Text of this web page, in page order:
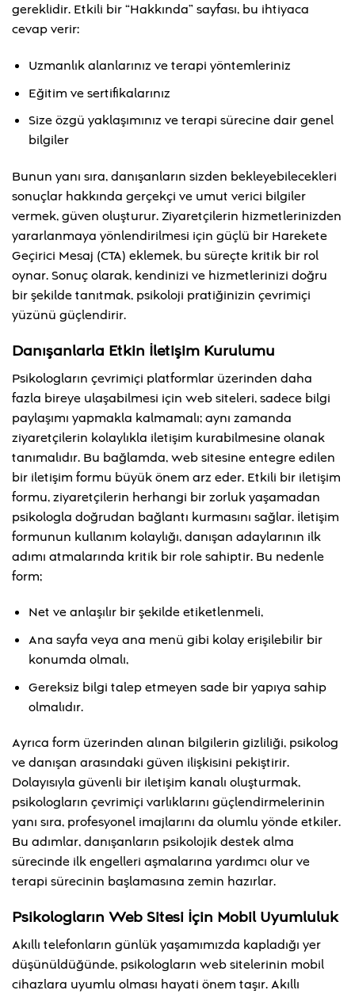
gereklidir. Etkili bir “Hakkında” sayfası, bu ihtiyaca
cevap verir:
Uzmanlık alanlarınız ve terapi yöntemleriniz
Eğitim ve sertifikalarınız
Size özgü yaklaşımınız ve terapi sürecine dair genel
bilgiler
Bunun yanı sıra, danışanların sizden bekleyebilecekleri
sonuçlar hakkında gerçekçi ve umut verici bilgiler
vermek, güven oluşturur. Ziyaretçilerin hizmetlerinizden
yararlanmaya yönlendirilmesi için güçlü bir Harekete
Geçirici Mesaj (CTA) eklemek, bu süreçte kritik bir rol
oynar. Sonuç olarak, kendinizi ve hizmetlerinizi doğru
bir şekilde tanıtmak, psikoloji pratiğinizin çevrimiçi
yüzünü güçlendirir.
Danışanlarla Etkin İletişim Kurulumu
Psikologların çevrimiçi platformlar üzerinden daha
fazla bireye ulaşabilmesi için web siteleri, sadece bilgi
paylaşımı yapmakla kalmamalı; aynı zamanda
ziyaretçilerin kolaylıkla iletişim kurabilmesine olanak
tanımalıdır. Bu bağlamda, web sitesine entegre edilen
bir iletişim formu büyük önem arz eder. Etkili bir iletişim
formu, ziyaretçilerin herhangi bir zorluk yaşamadan
psikologla doğrudan bağlantı kurmasını sağlar. İletişim
formunun kullanım kolaylığı, danışan adaylarının ilk
adımı atmalarında kritik bir role sahiptir. Bu nedenle
form;
Net ve anlaşılır bir şekilde etiketlenmeli,
Ana sayfa veya ana menü gibi kolay erişilebilir bir
konumda olmalı,
Gereksiz bilgi talep etmeyen sade bir yapıya sahip
olmalıdır.
Ayrıca form üzerinden alınan bilgilerin gizliliği, psikolog
ve danışan arasındaki güven ilişkisini pekiştirir.
Dolayısıyla güvenli bir iletişim kanalı oluşturmak,
psikologların çevrimiçi varlıklarını güçlendirmelerinin
yanı sıra, profesyonel imajlarını da olumlu yönde etkiler.
Bu adımlar, danışanların psikolojik destek alma
sürecinde ilk engelleri aşmalarına yardımcı olur ve
terapi sürecinin başlamasına zemin hazırlar.
Psikologların Web Sitesi İçin Mobil Uyumluluk
Akıllı telefonların günlük yaşamımızda kapladığı yer
düşünüldüğünde, psikologların web sitelerinin mobil
cihazlara uyumlu olması hayati önem taşır. Akıllı